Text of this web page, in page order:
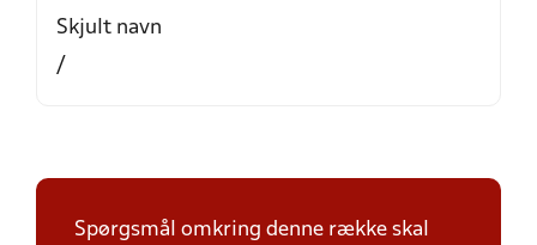
Skjult navn
/
Spørgsmål omkring denne række skal